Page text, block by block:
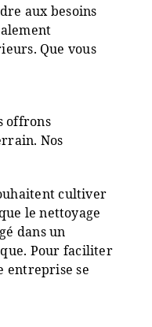
aux besoins
Que vous
offrons
Nos
cultiver
le nettoyage
dans un
Pour faciliter
entreprise se